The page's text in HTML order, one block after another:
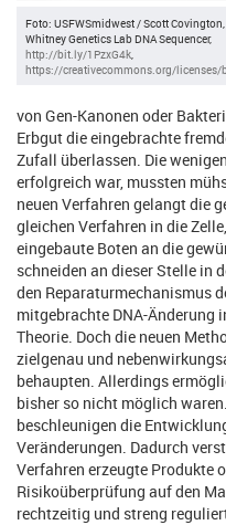
Foto: USFWSmidwest / Scott Covington,
Whitney Genetics Lab DNA Sequencer,
http://bit.ly/1PzxG4k,
https://creativecommons.org/licenses/
von Gen-Kanonen oder
Erbgut die eingebrachte
Zufall überlassen. Die
erfolgreich war, mussten
neuen Verfahren gelangt die
gleichen Verfahren in die
eingebaute Boten an die
schneiden an dieser Stelle in
den Reparaturmechanismus
mitgebrachte DNA-Änderung
Theorie. Doch die neuen
zielgenau und
behaupten. Allerdings
bisher so nicht möglich
beschleunigen die
Veränderungen. Dadurch
Verfahren erzeugte Produkte
Risikoüberprüfung auf den
rechtzeitig und streng